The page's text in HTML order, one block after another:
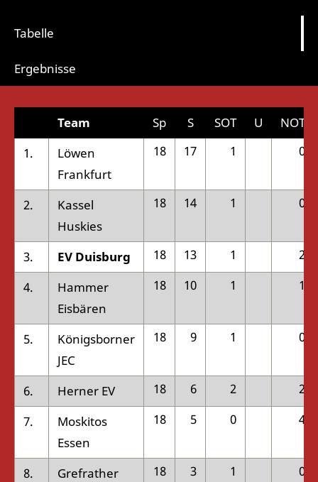
Tabelle
Ergebnisse
Team Sp S SOT U
NOT
1.
Löwen
Frankfurt
18 17 1 0
2.
Kassel
Huskies
18 14 1 0
3. EV Duisburg 18 13 1
2
4.
Hammer
Eisbären
18 10 1 1
5.
Königsborner
JEC
18 9 1 0
6. Herner EV 18 6 2
2
7.
Moskitos
Essen
18 5 0 4
8.
Grefrather
18 3 1 0